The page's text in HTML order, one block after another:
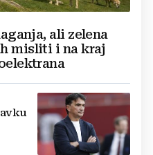
ali zelena
misliti i na kraj